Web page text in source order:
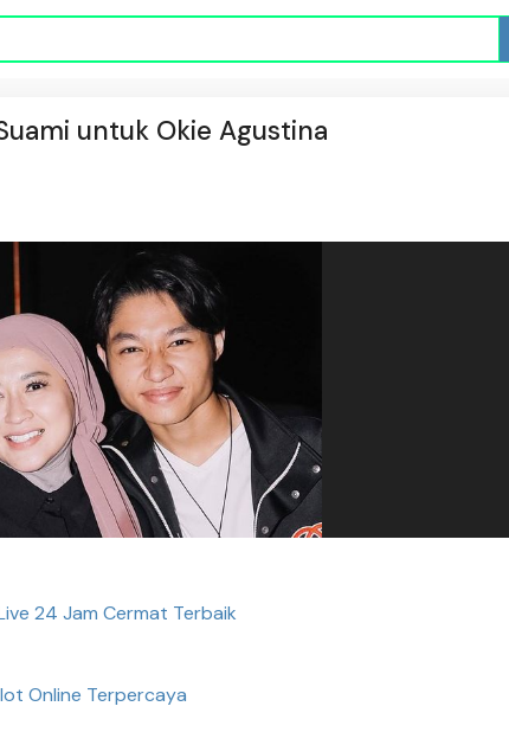
untuk Okie Agustina
24 Jam Cermat Terbaik
Online Terpercaya